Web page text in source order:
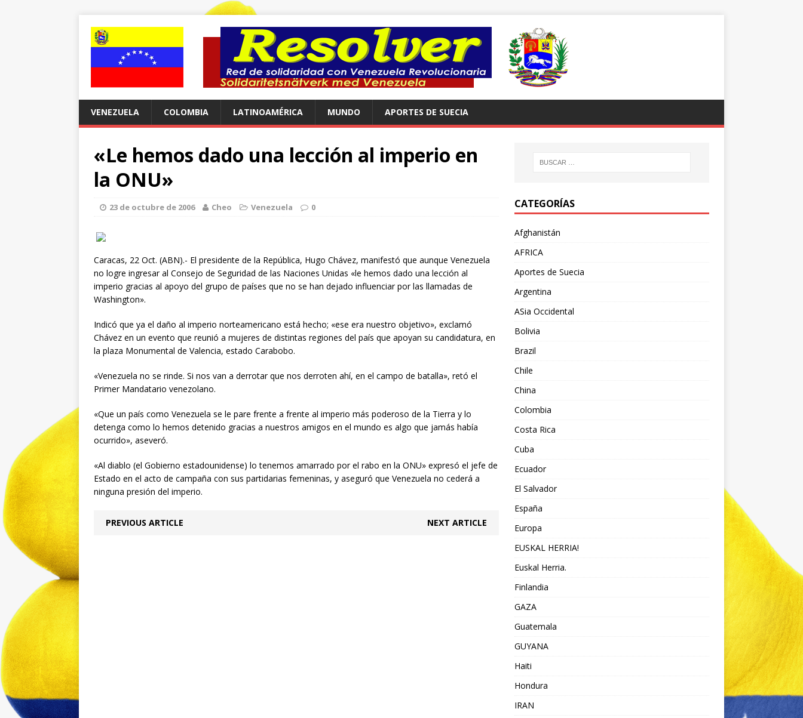
VENEZUELA COLOMBIA LATINOAMÉRICA MUNDO APORTES DE SUECIA
«Le hemos dado una lección al imperio en
la ONU»
23 de octubre de 2006 Cheo Venezuela 0
Caracas, 22 Oct. (ABN).- El presidente de la República, Hugo Chávez, manifestó que aunque Venezuela
no logre ingresar al Consejo de Seguridad de las Naciones Unidas «le hemos dado una lección al
imperio gracias al apoyo del grupo de países que no se han dejado influenciar por las llamadas de
Washington».
Indicó que ya el daño al imperio norteamericano está hecho; «ese era nuestro objetivo», exclamó
Chávez en un evento que reunió a mujeres de distintas regiones del país que apoyan su candidatura, en
la plaza Monumental de Valencia, estado Carabobo.
«Venezuela no se rinde. Si nos van a derrotar que nos derroten ahí, en el campo de batalla», retó el
Primer Mandatario venezolano.
«Que un país como Venezuela se le pare frente a frente al imperio más poderoso de la Tierra y lo
detenga como lo hemos detenido gracias a nuestros amigos en el mundo es algo que jamás había
ocurrido», aseveró.
«Al diablo (el Gobierno estadounidense) lo tenemos amarrado por el rabo en la ONU» expresó el jefe de
Estado en el acto de campaña con sus partidarias femeninas, y aseguró que Venezuela no cederá a
ninguna presión del imperio.
PREVIOUS ARTICLE NEXT ARTICLE
CATEGORÍAS
Afghanistán
AFRICA
Aportes de Suecia
Argentina
ASia Occidental
Bolivia
Brazil
Chile
China
Colombia
Costa Rica
Cuba
Ecuador
El Salvador
España
Europa
EUSKAL HERRIA!
Euskal Herria.
Finlandia
GAZA
Guatemala
GUYANA
Haiti
Hondura
IRAN